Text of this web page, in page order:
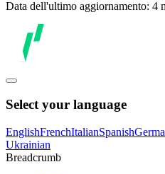
Data dell'ultimo aggiornamento: 4
Select your language
EnglishFrenchItalianSpanish
Ukrainian
Breadcrumb